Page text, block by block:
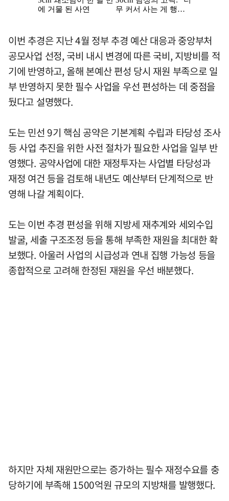
이번 추경은 지난 4월 정부 추경 예산 대응과 중앙부처
공모사업 선정, 국비 내시 변경에 따른 국비, 지방비를 적
기에 반영하고, 올해 본예산 편성 당시 재원 부족으로 일
부 반영하지 못한 필수 사업을 우선 편성하는 데 중점을
뒀다고 설명했다.
도는 민선 9기 핵심 공약은 기본계획 수립과 타당성 조사
등 사업 추진을 위한 사전 절차가 필요한 사업을 일부 반
영했다. 공약사업에 대한 재정투자는 사업별 타당성과
재정 여건 등을 검토해 내년도 예산부터 단계적으로 반
영해 나갈 계획이다.
도는 이번 추경 편성을 위해 지방세 재추계와 세외수입
발굴, 세출 구조조정 등을 통해 부족한 재원을 최대한 확
보했다. 아울러 사업의 시급성과 연내 집행 가능성 등을
종합적으로 고려해 한정된 재원을 우선 배분했다.
하지만 자체 재원만으로는 증가하는 필수 재정수요를 충
당하기에 부족해 1500억원 규모의 지방채를 발행했다.